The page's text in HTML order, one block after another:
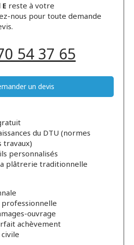
reste à votre
nous pour toute demande
54 37 65
un devis
du DTU (normes
travaux)
personnalisés
plâtrerie traditionnelle
ouvrage
achèvement